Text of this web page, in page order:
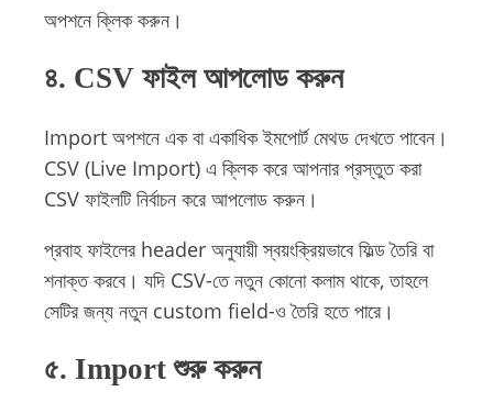
অপশনে ক্লিক করুন।
৪. CSV ফাইল আপলোড করুন
Import অপশনে এক বা একাধিক ইমপোর্ট মেথড দেখতে পাবেন।
CSV (Live Import) এ ক্লিক করে আপনার প্রস্তুত করা
CSV ফাইলটি নির্বাচন করে আপলোড করুন।
প্রবাহ ফাইলের header অনুযায়ী স্বয়ংক্রিয়ভাবে ফিল্ড তৈরি বা
শনাক্ত করবে। যদি CSV-তে নতুন কোনো কলাম থাকে, তাহলে
সেটির জন্য নতুন custom field-ও তৈরি হতে পারে।
৫. Import শুরু করুন